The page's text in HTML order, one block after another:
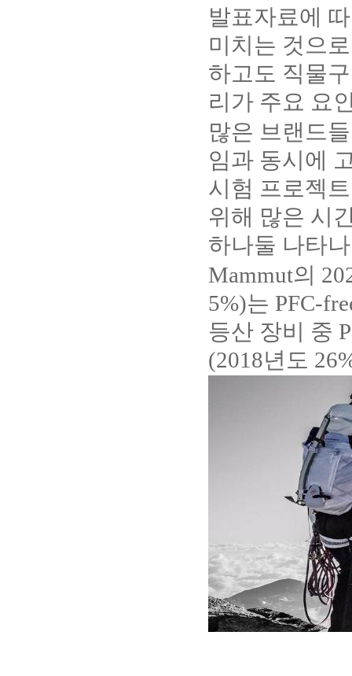
발표자료에
미치는 것으
하고도 직물
리가 주요 요
많은 브랜드
임과 동시에
시험 프로젝
위해 많은 시
하나둘 나타
Mammut의
5%)는 PFC-
등산 장비 중
(2018년도